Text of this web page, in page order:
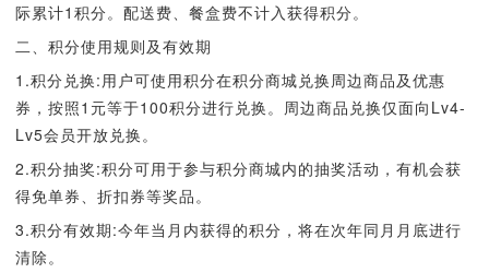
际累计1积分。配送费、餐盒费不计入获得积分。
二、积分使用规则及有效期
1.积分兑换:用户可使用积分在积分商城兑换周边商品及优惠
券，按照1元等于100积分进行兑换。周边商品兑换仅面向Lv4-
Lv5会员开放兑换。
2.积分抽奖:积分可用于参与积分商城内的抽奖活动，有机会获
得免单券、折扣券等奖品。
3.积分有效期:今年当月内获得的积分，将在次年同月月底进行
清除。